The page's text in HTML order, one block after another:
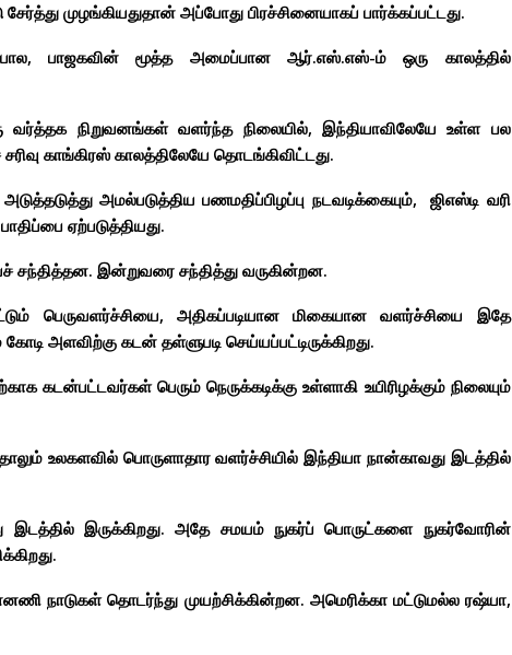
முழங்கியதுதான் அப்போது பிரச்சினையாகப் பார்க்கப்பட்டது.
பாஜகவின் மூத்த அமைப்பான ஆர்.எஸ்.எஸ்-ம் ஒரு காலத்தில்
வர்த்தக நிறுவனங்கள் வளர்ந்த நிலையில், இந்தியாவிலேயே உள்ள பல
காங்கிரஸ் காலத்திலேயே தொடங்கிவிட்டது.
அமல்படுத்திய பணமதிப்பிழப்பு நடவடிக்கையும், ஜிஎஸ்டி வரி
ஏற்படுத்தியது.
சந்தித்தன. இன்றுவரை சந்தித்து வருகின்றன.
பெருவளர்ச்சியை, அதிகப்படியான மிகையான வளர்ச்சியை இதே
அளவிற்கு கடன் தள்ளுபடி செய்யப்பட்டிருக்கிறது.
கடன்பட்டவர்கள் பெரும் நெருக்கடிக்கு உள்ளாகி உயிரிழக்கும் நிலையும்
உலகளவில் பொருளாதார வளர்ச்சியில் இந்தியா நான்காவது இடத்தில்
இடத்தில் இருக்கிறது. அதே சமயம் நுகர்ப் பொருட்களை நுகர்வோரின்
நாடுகள் தொடர்ந்து முயற்சிக்கின்றன. அமெரிக்கா மட்டுமல்ல ரஷ்யா,